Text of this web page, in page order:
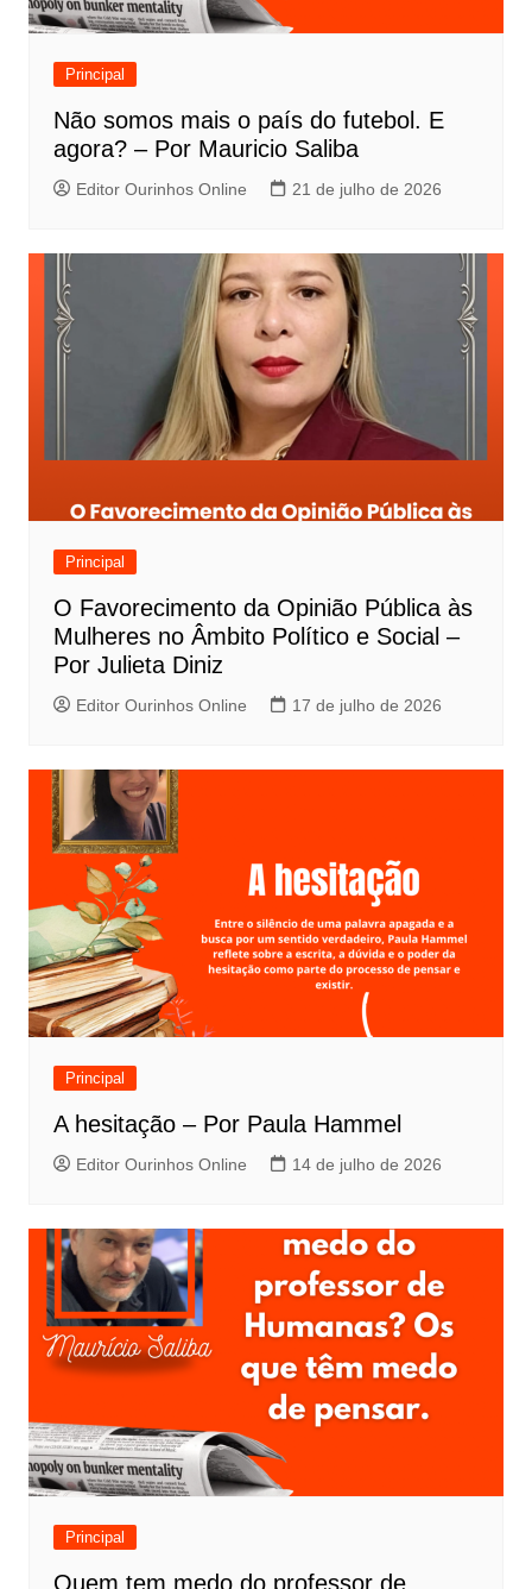
Principal
Não somos mais o país do futebol. E
agora? – Por Mauricio Saliba
Editor Ourinhos Online 21 de julho de 2026
Principal
O Favorecimento da Opinião Pública às
Mulheres no Âmbito Político e Social –
Por Julieta Diniz
Editor Ourinhos Online 17 de julho de 2026
Principal
A hesitação – Por Paula Hammel
Editor Ourinhos Online 14 de julho de 2026
Principal
Quem tem medo do professor de